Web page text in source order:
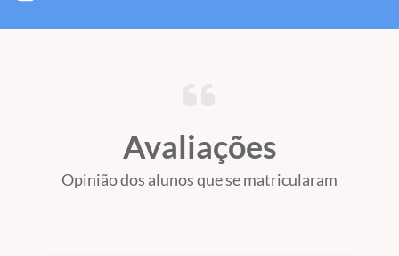
Avaliações
Opinião dos alunos que se matricularam